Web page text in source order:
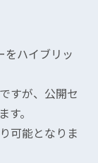
をハイブリッ
すが、公開セ
。
可能となりま